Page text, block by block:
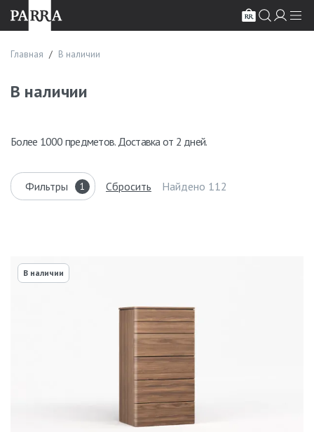
Главная В наличии
В наличии
Более 1000 предметов. Доставка от 2 дней.
Фильтры 1 Сбросить Найдено 112
В наличии